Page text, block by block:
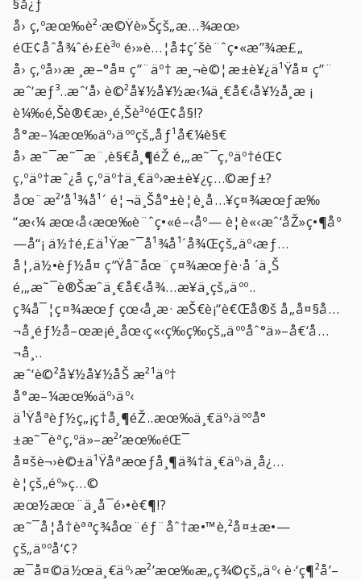
å› ç‚ºæœ‰è²·æ©Ÿè»Šçš„æ…¾æœ›
éŒ¢åˆå¾ˆé›£è³º é›»è…¦å‡ç´šè¨ˆç•«æ”¾æ£„
å› ç‚ºå››æ ¸æ–°å¤ ç”¨äº† æ¸¬è©¦æ±è¥¿ä¹Ÿå¤ ç”¨
æˆ‘æƒ³..æˆ‘å› è©²å¥½å¥½æ‹¼ä¸€å€‹å¥½å­¸æ ¡
è¼‰é‚Šè®€æ›¸é‚Šè³ºéŒ¢å§!?
å°æ–¼æœ‰äº›äººçš„åƒ¹å€¼è§€
å› æ˜¯æ˜¯æ¨‚è§€å¸¶éŽ é‚„æ˜¯ç‚ºäº†éŒ¢
ç‚ºäº†æˆ¿å­ ç‚ºäº†ä¸€äº›æ±è¥¿ç…©æƒ±?
åœ¨æ²’å¹¾å¹´ é¦¬ä¸Šå°±è¦è¸å…¥ç¤¾æœƒæ‰
“æ‹¼ æœ‹å‹æœ‰è¨ˆç•«é–‹åº— è¦è«‹æˆ‘åŽ»ç•¶åº
—å“¡ ä½†é‚£ä¹Ÿæ˜¯å¹¾å¹´å¾Œçš„äº‹æƒ…
å¦‚ä½•èƒ½å¤ ç”Ÿå­˜åœ¨ç¤¾æœƒè·å ´ä¸Š
é‚„æ˜¯è®Šæˆä¸€å€‹å¾…æ¥­ä¸­çš„äºº..
ç¾å¯¦ç¤¾æœƒ çœ‹å­¸æ­· æŠ€è¡“è€Œå®š å„å¤§å…
¬å¸éƒ½å–œæ­¡é¸åœ‹ç«‹ç­‰ç­‰çš„äººåˆ°ä»–å€‘å…
¬å¸..
æˆ‘è©²å¥½å¥½åŠ æ²¹äº†
å°æ–¼æœ‰äº›äº‹
ä¹Ÿåªèƒ½ç„¡ç†å¸¶éŽ..æœ‰ä¸€äº›äººå°
±æ˜¯èªç‚ºä»–æ²’æœ‰éŒ¯
å¤šè¬›è©±ä¹Ÿåªæœƒå¸¶ä¾†ä¸€äº›ä¸å¿…
è¦çš„éº»ç…©
æœ½æœ¨ä¸å¯é›•è€¶!?
æ˜¯å¦å†èªªç¾åœ¨éƒ¨åˆ†æ•™è‚²å¤±æ•—
çš„äººå‘¢?
æ¯å¤©ä½œä¸€äº›æ²’æœ‰æ„ç¾©çš„äº‹ è·‘ç¶²å’–